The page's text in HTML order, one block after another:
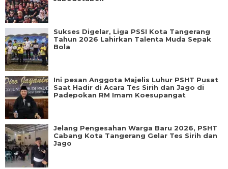
Sukses Digelar, Liga PSSI Kota Tangerang
Tahun 2026 Lahirkan Talenta Muda Sepak
Bola
Ini pesan Anggota Majelis Luhur PSHT Pusat
Saat Hadir di Acara Tes Sirih dan Jago di
Padepokan RM Imam Koesupangat
Jelang Pengesahan Warga Baru 2026, PSHT
Cabang Kota Tangerang Gelar Tes Sirih dan
Jago